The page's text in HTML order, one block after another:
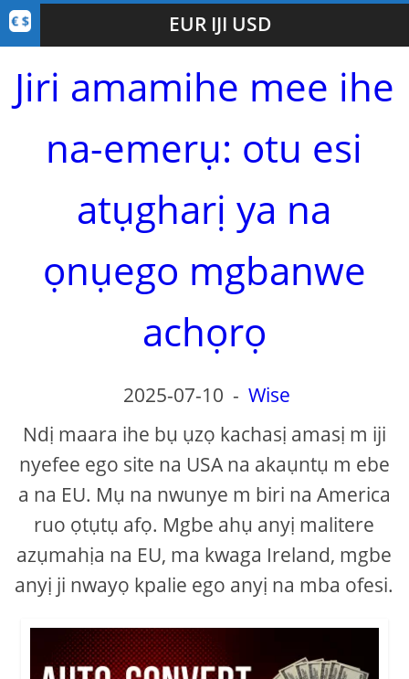
EUR IJI USD
Jiri amamihe mee ihe
na-emerụ: otu esi
atụgharị ya na
ọnụego mgbanwe
achọrọ
2025-07-10 - Wise
Ndị maara ihe bụ ụzọ kachasị amasị m iji
nyefee ego site na USA na akaụntụ m ebe
a na EU. Mụ na nwunye m biri na America
ruo ọtụtụ afọ. Mgbe ahụ anyị malitere
azụmahịa na EU, ma kwaga Ireland, mgbe
anyị ji nwayọ kpalie ego anyị na mba ofesi.